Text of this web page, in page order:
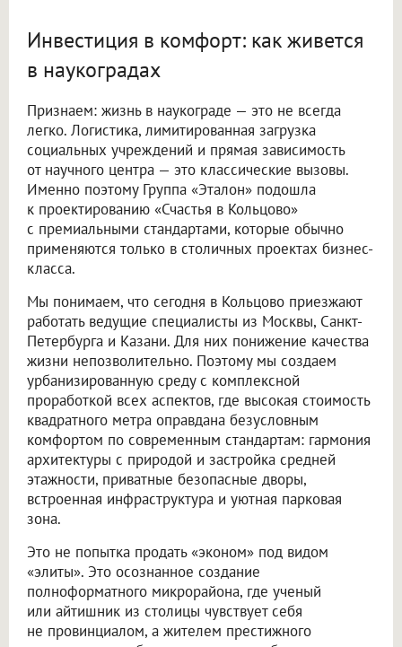
Инвестиция в комфорт: как живется
в наукоградах
Признаем: жизнь в наукограде — это не всегда
легко. Логистика, лимитированная загрузка
социальных учреждений и прямая зависимость
от научного центра — это классические вызовы.
Именно поэтому Группа «Эталон» подошла
к проектированию «Счастья в Кольцово»
с премиальными стандартами, которые обычно
применяются только в столичных проектах бизнес-
класса.
Мы понимаем, что сегодня в Кольцово приезжают
работать ведущие специалисты из Москвы, Санкт-
Петербурга и Казани. Для них понижение качества
жизни непозволительно. Поэтому мы создаем
урбанизированную среду с комплексной
проработкой всех аспектов, где высокая стоимость
квадратного метра оправдана безусловным
комфортом по современным стандартам: гармония
архитектуры с природой и застройка средней
этажности, приватные безопасные дворы,
встроенная инфраструктура и уютная парковая
зона.
Это не попытка продать «эконом» под видом
«элиты». Это осознанное создание
полноформатного микрорайона, где ученый
или айтишник из столицы чувствует себя
не провинциалом, а жителем престижного